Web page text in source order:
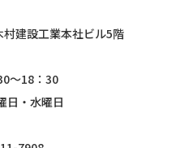
建設工業本社ビル5階
～18：30
日・水曜日